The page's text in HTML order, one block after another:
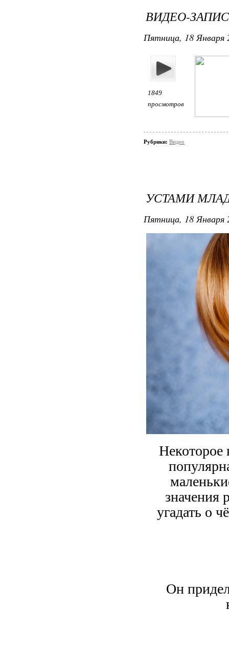
ВИДЕО-
Пятница, 18 Января
1849
просмотров
Рубрики: Видео
УСТАМИ
Пятница, 18 Января
Некоторое
значения
угадать о
Он